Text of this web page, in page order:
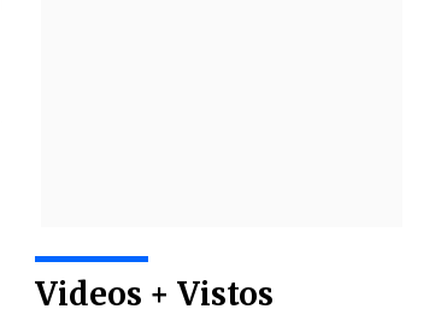
Videos + Vistos